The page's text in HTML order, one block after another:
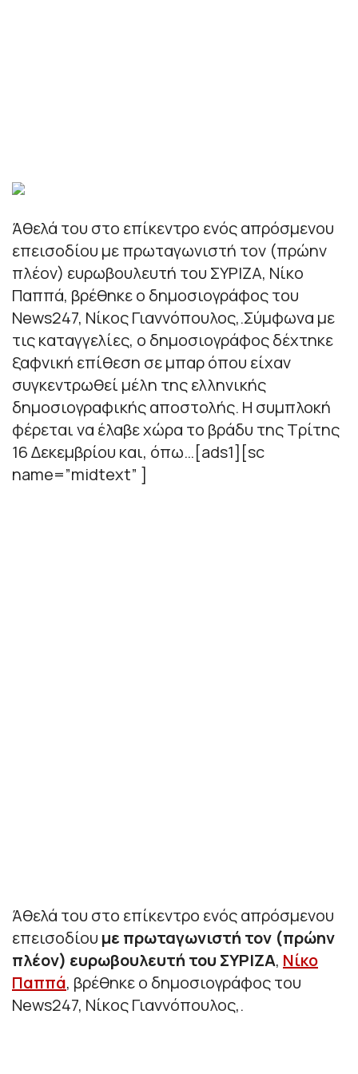
Άθελά του στο επίκεντρο ενός απρόσμενου
επεισοδίου με πρωταγωνιστή τον (πρώην
πλέον) ευρωβουλευτή του ΣΥΡΙΖΑ, Νίκο
Παππά, βρέθηκε ο δημοσιογράφος του
News247, Νίκος Γιαννόπουλος,.Σύμφωνα με
τις καταγγελίες, ο δημοσιογράφος δέχτηκε
ξαφνική επίθεση σε μπαρ όπου είχαν
συγκεντρωθεί μέλη της ελληνικής
δημοσιογραφικής αποστολής. Η συμπλοκή
φέρεται να έλαβε χώρα το βράδυ της Τρίτης
16 Δεκεμβρίου και, όπω…[ads1][sc
name=”midtext” ]
Άθελά του στο επίκεντρο ενός απρόσμενου
επεισοδίου με πρωταγωνιστή τον (πρώην
πλέον) ευρωβουλευτή του ΣΥΡΙΖΑ, Νίκο
Παππά, βρέθηκε ο δημοσιογράφος του
News247, Νίκος Γιαννόπουλος,.